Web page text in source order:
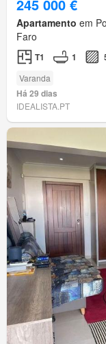
245 000 €
Apartamento em
Faro
T1 1
Varanda
Há 29 dias
IDEALISTA.PT